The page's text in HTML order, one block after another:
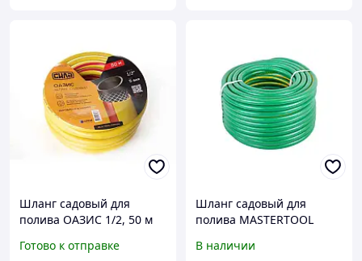
Шланг садовый для
полива ОАЗИС 1/2, 50 м
СИЛА
Готово к отправке
Шланг садовый для
полива MASTERTOOL
92-1085
В наличии